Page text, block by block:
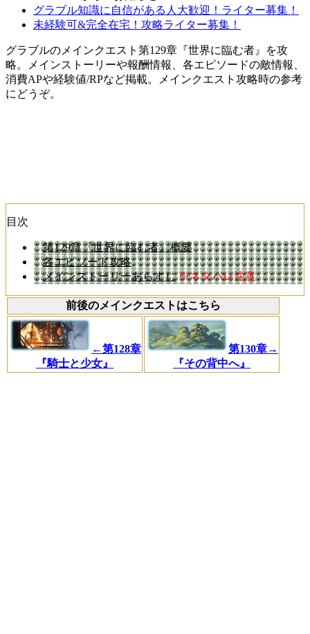
グラブル知識に自信がある人大歓迎！ライター募集！
未経験可&完全在宅！攻略ライター募集！
グラブルのメインクエスト第129章『世界に臨む者』を攻
略。メインストーリーや報酬情報、各エピソードの敵情報、
消費APや経験値/RPなど掲載。メインクエスト攻略時の参考
にどうぞ。
目次
第129章『世界に臨む者』概要
各エピソード攻略
メインストーリーあらすじ ※ネタバレ注意
前後のメインクエストはこちら
←第128章
『騎士と少女』
第130章→
『その背中へ』